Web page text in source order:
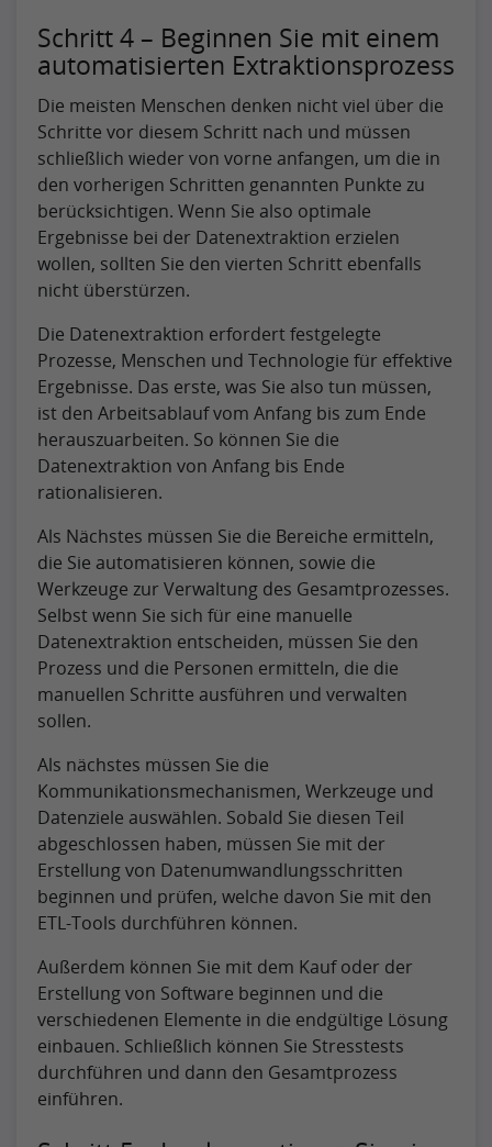
Schritt 4 – Beginnen Sie mit einem
automatisierten Extraktionsprozess
Die meisten Menschen denken nicht viel über die
Schritte vor diesem Schritt nach und müssen
schließlich wieder von vorne anfangen, um die in
den vorherigen Schritten genannten Punkte zu
berücksichtigen. Wenn Sie also optimale
Ergebnisse bei der Datenextraktion erzielen
wollen, sollten Sie den vierten Schritt ebenfalls
nicht überstürzen.
Die Datenextraktion erfordert festgelegte
Prozesse, Menschen und Technologie für effektive
Ergebnisse. Das erste, was Sie also tun müssen,
ist den Arbeitsablauf vom Anfang bis zum Ende
herauszuarbeiten. So können Sie die
Datenextraktion von Anfang bis Ende
rationalisieren.
Als Nächstes müssen Sie die Bereiche ermitteln,
die Sie automatisieren können, sowie die
Werkzeuge zur Verwaltung des Gesamtprozesses.
Selbst wenn Sie sich für eine manuelle
Datenextraktion entscheiden, müssen Sie den
Prozess und die Personen ermitteln, die die
manuellen Schritte ausführen und verwalten
sollen.
Als nächstes müssen Sie die
Kommunikationsmechanismen, Werkzeuge und
Datenziele auswählen. Sobald Sie diesen Teil
abgeschlossen haben, müssen Sie mit der
Erstellung von Datenumwandlungsschritten
beginnen und prüfen, welche davon Sie mit den
ETL-Tools durchführen können.
Außerdem können Sie mit dem Kauf oder der
Erstellung von Software beginnen und die
verschiedenen Elemente in die endgültige Lösung
einbauen. Schließlich können Sie Stresstests
durchführen und dann den Gesamtprozess
einführen.